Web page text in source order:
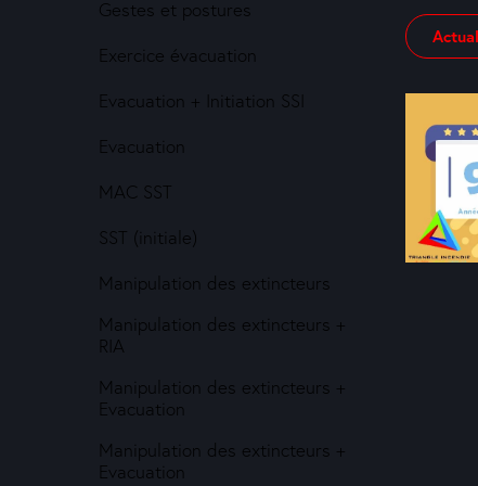
Gestes et postures
Exercice évacuation
Evacuation + Initiation SSI
Evacuation
MAC SST
SST (initiale)
Manipulation des extincteurs
Manipulation des extincteurs +
RIA
Manipulation des extincteurs +
Evacuation
Manipulation des extincteurs +
Evacuation